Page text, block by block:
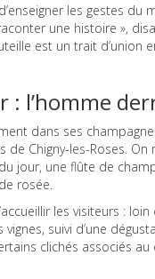
les gestes du
une histoire »,
est un trait d’union
: l’homme
dans ses
Chigny-les-Roses. On
jour, une flûte de
rosée.
les visiteurs :
suivi d’une
clichés associés au